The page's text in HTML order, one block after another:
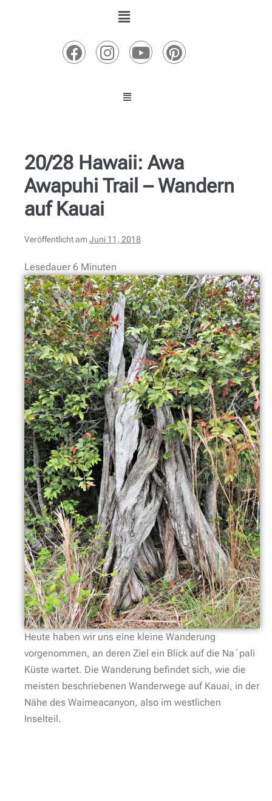
20/28 Hawaii: Awa
Awapuhi Trail – Wandern
auf Kauai
Veröffentlicht am Juni 11, 2018
Lesedauer 6 Minuten
Heute haben wir uns eine kleine Wanderung
vorgenommen, an deren Ziel ein Blick auf die Na´pali
Küste wartet. Die Wanderung befindet sich, wie die
meisten beschriebenen Wanderwege auf Kauai, in der
Nähe des Waimeacanyon, also im westlichen
Inselteil.